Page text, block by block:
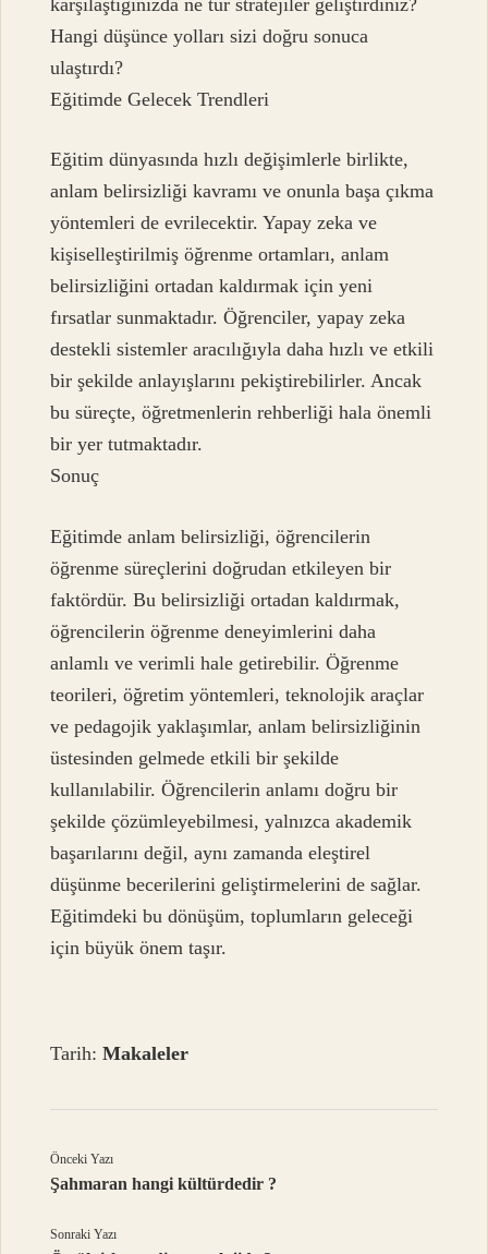
karşılaştığınızda ne tür stratejiler geliştirdiniz?
Hangi düşünce yolları sizi doğru sonuca
ulaştırdı?
Eğitimde Gelecek Trendleri
Eğitim dünyasında hızlı değişimlerle birlikte,
anlam belirsizliği kavramı ve onunla başa çıkma
yöntemleri de evrilecektir. Yapay zeka ve
kişiselleştirilmiş öğrenme ortamları, anlam
belirsizliğini ortadan kaldırmak için yeni
fırsatlar sunmaktadır. Öğrenciler, yapay zeka
destekli sistemler aracılığıyla daha hızlı ve etkili
bir şekilde anlayışlarını pekiştirebilirler. Ancak
bu süreçte, öğretmenlerin rehberliği hala önemli
bir yer tutmaktadır.
Sonuç
Eğitimde anlam belirsizliği, öğrencilerin
öğrenme süreçlerini doğrudan etkileyen bir
faktördür. Bu belirsizliği ortadan kaldırmak,
öğrencilerin öğrenme deneyimlerini daha
anlamlı ve verimli hale getirebilir. Öğrenme
teorileri, öğretim yöntemleri, teknolojik araçlar
ve pedagojik yaklaşımlar, anlam belirsizliğinin
üstesinden gelmede etkili bir şekilde
kullanılabilir. Öğrencilerin anlamı doğru bir
şekilde çözümleyebilmesi, yalnızca akademik
başarılarını değil, aynı zamanda eleştirel
düşünme becerilerini geliştirmelerini de sağlar.
Eğitimdeki bu dönüşüm, toplumların geleceği
için büyük önem taşır.
Tarih:Makaleler
Önceki Yazı
Şahmaran hangi kültürdedir ?
Sonraki Yazı